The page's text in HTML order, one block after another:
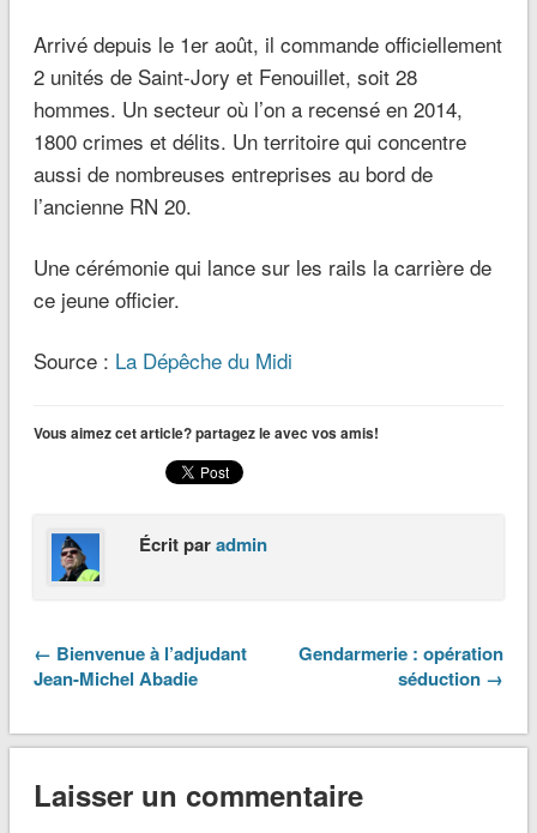
Arrivé depuis le 1er août, il commande officiellement
2 unités de Saint-Jory et Fenouillet, soit 28
hommes. Un secteur où l’on a recensé en 2014,
1800 crimes et délits. Un territoire qui concentre
aussi de nombreuses entreprises au bord de
l’ancienne RN 20.
Une cérémonie qui lance sur les rails la carrière de
ce jeune officier.
Source : La Dépêche du Midi
Vous aimez cet article? partagez le avec vos amis!
Écrit paradmin
← Bienvenue à l’adjudant
Jean-Michel Abadie
Gendarmerie : opération
séduction →
Laisser un commentaire